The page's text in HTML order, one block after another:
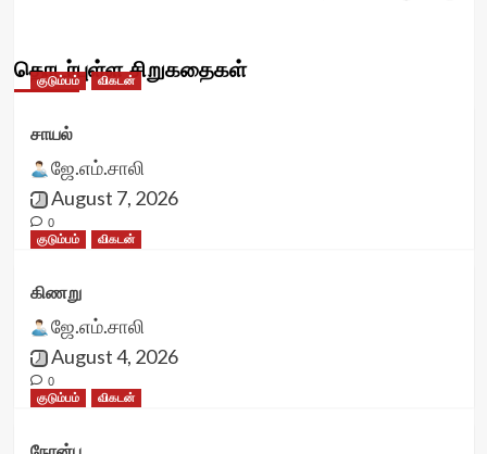
தொடர்புள்ள சிறுகதைகள்
குடும்பம் விகடன்
சாயல்
ஜே.எம்.சாலி
August 7, 2026
0
குடும்பம்
விகடன்
கிணறு
ஜே.எம்.சாலி
August 4, 2026
0
குடும்பம்
விகடன்